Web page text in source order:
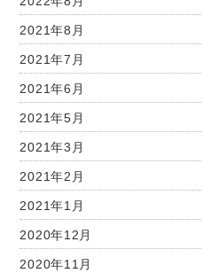
2021年8月
2021年7月
2021年6月
2021年5月
2021年3月
2021年2月
2021年1月
2020年12月
2020年11月